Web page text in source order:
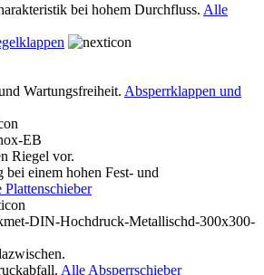
bei hohem Durchfluss. Alle
Wartungsfreiheit. Absperrklappen und
Riegel vor.
bei einem hohen Fest- und
Plattenschieber
Alle Absperrschieber